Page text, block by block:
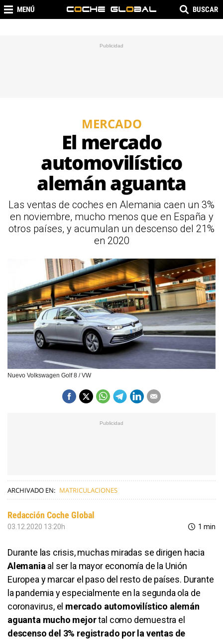
MENÚ BUSCAR
MERCADO
El mercado
automovilístico
alemán aguanta
Las ventas de coches en Alemania caen un 3%
en noviembre, mucho menos que en España y
otros países, y acumulan un descenso del 21%
en 2020
Nuevo Volkswagen Golf 8 / VW
ARCHIVADO EN: MATRICULACIONES
Redacción Coche Global
03.12.2020 13:20h 1 min
Durante las crisis, muchas miradas se dirigen hacia
Alemania al ser la mayor economía de la Unión
Europea y marcar el paso del resto de países. Durante
la pandemia y especialmente en la segunda ola de
coronavirus, el mercado automovilístico alemán
aguanta mucho mejortal como demuestra el
descenso del 3% registrado por la ventas de